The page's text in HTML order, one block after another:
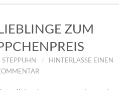
ZUM
STEPPUHN
HINTERLASSE EINEN